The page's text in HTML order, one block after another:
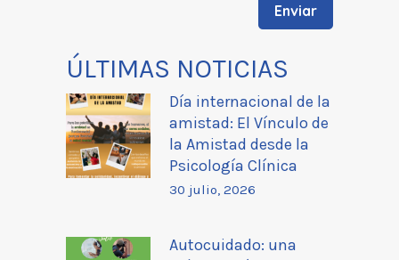
ÚLTIMAS NOTICIAS
Día internacional de la
amistad: El Vínculo de
la Amistad desde la
Psicología Clínica
30 julio, 2026
Autocuidado: una